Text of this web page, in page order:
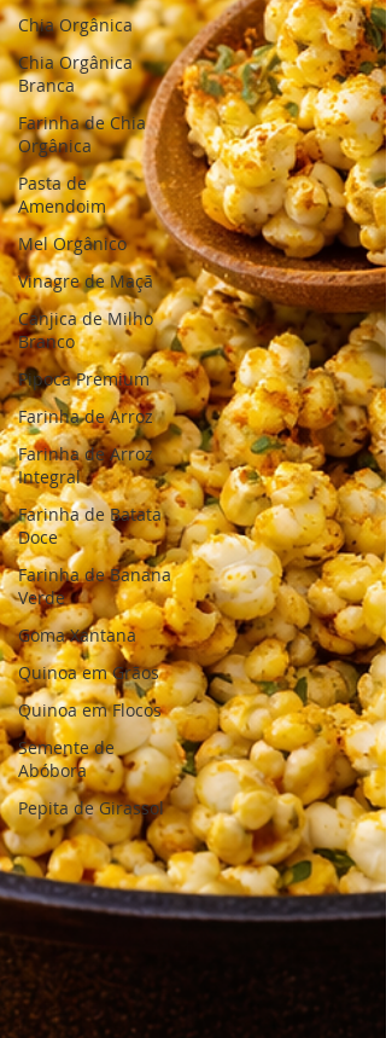
Chia Orgânica
Chia Orgânica
Branca
Farinha de Chia
Orgânica
Pasta de
Amendoim
Mel Orgânico
Vinagre de Maçã
Canjica de Milho
Branco
Pipoca Premium
Farinha de Arroz
Farinha de Arroz
Integral
Farinha de Batata
Doce
Farinha de Banana
Verde
Goma Xantana
Quinoa em Grãos
Quinoa em Flocos
Semente de
Abóbora
Pepita de Girassol